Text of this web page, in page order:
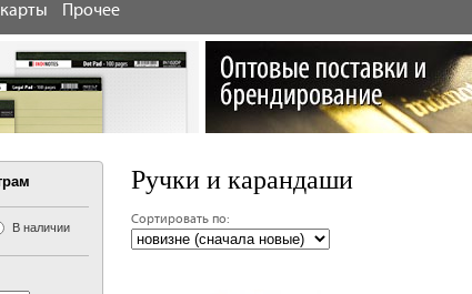
Прочее
Ручки и карандаши
Сортировать по:
следующая ›
В наличии